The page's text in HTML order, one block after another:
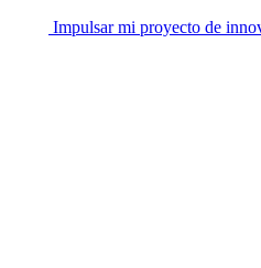
Impulsar mi proyecto de